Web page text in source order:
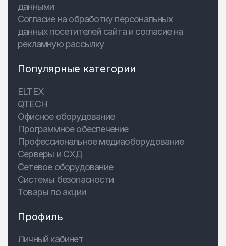
данными
Согласие на обработку персональных
данных посетителей сайта и согласие на
рекламную рассылку
Популярные категории
ELTEX
QTECH
Офисное оборудование
Программное обеспечение
Профессиональное медиаоборудование
Серверы и СХД
Сетевое оборудование
Системы безопасности
Товары по акции
Профиль
Личный кабинет